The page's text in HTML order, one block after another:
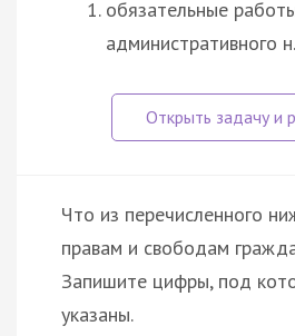
обязательные
административного
Что из перечисленного
правам и свободам
Запишите цифры, под
указаны.